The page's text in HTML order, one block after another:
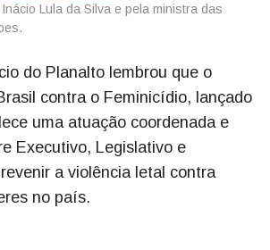
Lula da Silva e pela ministra das
do Planalto lembrou que o
contra o Feminicídio, lançado
uma atuação coordenada e
Executivo, Legislativo e
a violência letal contra
no país.